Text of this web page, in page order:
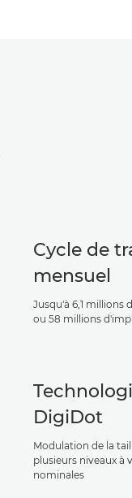
Cycle de
mensuel
Jusqu'à 6,1 millions
ou 58 millions
DigiDot
Modulation de la
plusieurs niveaux à
nominales